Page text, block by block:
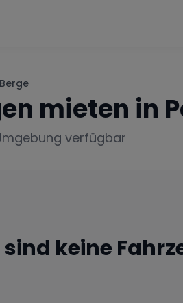
mieten in
verfügbar
keine